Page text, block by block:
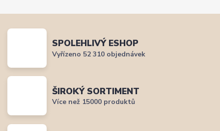
SPOLEHLIVÝ ESHOP
Vyřízeno 52 310 objednávek
ŠIROKÝ SORTIMENT
Více než 15000 produktů